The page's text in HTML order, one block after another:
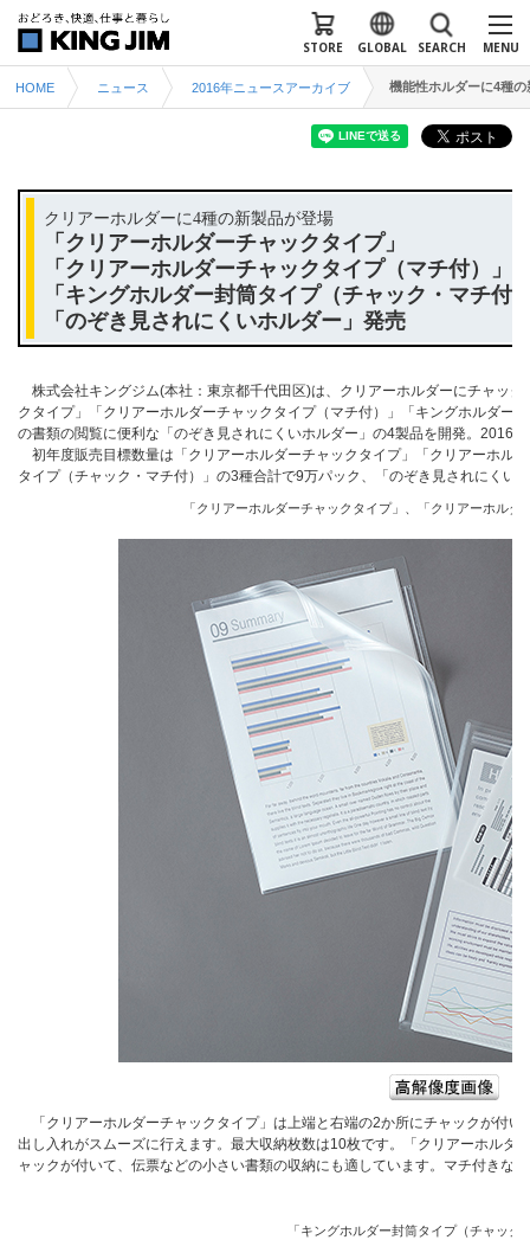
MENU
SEARCH
GLOBAL
STORE
HOME ニュース 2016年ニュースアーカイブ 機能性ホルダーに4種
クリアーホルダーに4種の新製品が登場
「クリアーホルダーチャックタイプ」
「クリアーホルダーチャックタイプ（マチ付）」
「キングホルダー封筒タイプ（チャック・マチ付
「のぞき見されにくいホルダー」発売
株式会社キングジム(本社：東京都千代田区)は、クリアーホルダーにチャッ
クタイプ」「クリアーホルダーチャックタイプ（マチ付）」「キングホルダー
の書類の閲覧に便利な「のぞき見されにくいホルダー」の4製品を開発。2016
初年度販売目標数量は「クリアーホルダーチャックタイプ」「クリアーホル
タイプ（チャック・マチ付）」の3種合計で9万パック、「のぞき見されにくい
「クリアーホルダーチャックタイプ」、「クリアーホル
「クリアーホルダーチャックタイプ」は上端と右端の2か所にチャックが付
出し入れがスムーズに行えます。最大収納枚数は10枚です。「クリアーホルダ
ャックが付いて、伝票などの小さい書類の収納にも適しています。マチ付きな
「キングホルダー封筒タイプ（チャック